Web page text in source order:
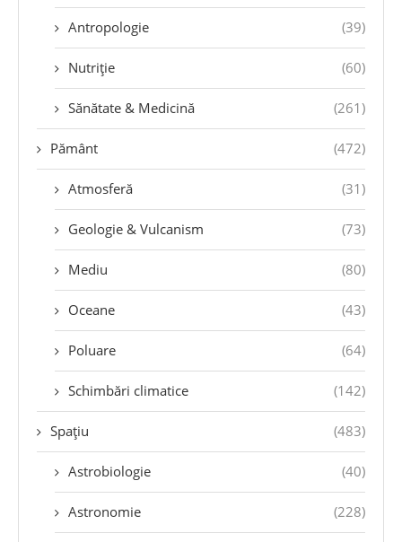
Antropologie (39)
Nutriție (60)
Sănătate & Medicină (261)
Pământ (472)
Atmosferă (31)
Geologie & Vulcanism (73)
Mediu (80)
Oceane (43)
Poluare (64)
Schimbări climatice (142)
Spațiu (483)
Astrobiologie (40)
Astronomie (228)